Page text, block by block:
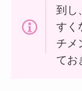
到し
すく
チメ
てお